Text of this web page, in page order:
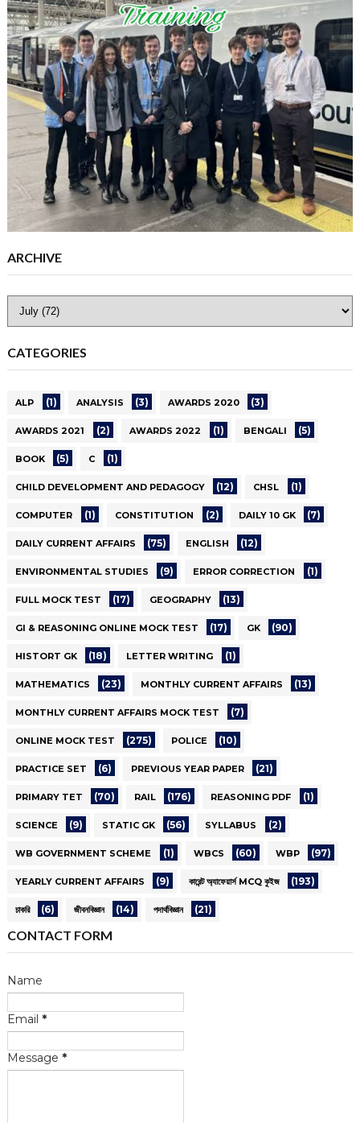
ARCHIVE
CATEGORIES
ALP (1) ANALYSIS (3) AWARDS 2020 (3)
AWARDS 2021 (2) AWARDS 2022 (1) BENGALI (5)
BOOK (5) C (1)
CHILD DEVELOPMENT AND PEDAGOGY (12) CHSL (1)
COMPUTER (1) CONSTITUTION (2) DAILY 10 GK (7)
DAILY CURRENT AFFAIRS (75) ENGLISH (12)
ENVIRONMENTAL STUDIES (9) ERROR CORRECTION (1)
FULL MOCK TEST (17) GEOGRAPHY (13)
GI & REASONING ONLINE MOCK TEST (17) GK (90)
HISTORT GK (18) LETTER WRITING (1)
MATHEMATICS (23) MONTHLY CURRENT AFFAIRS (13)
MONTHLY CURRENT AFFAIRS MOCK TEST (7)
ONLINE MOCK TEST (275) POLICE (10)
PRACTICE SET (6) PREVIOUS YEAR PAPER (21)
PRIMARY TET (70) RAIL (176) REASONING PDF (1)
SCIENCE (9) STATIC GK (56) SYLLABUS (2)
WB GOVERNMENT SCHEME (1) WBCS (60) WBP (97)
YEARLY CURRENT AFFAIRS (9) কারেন্ট অ্যাফেয়ার্স MCQ কুইজ (193)
চাকরি (6) জীবনবিজ্ঞান (14) পদার্থবিজ্ঞান (21)
CONTACT FORM
Name
Email *
Message *